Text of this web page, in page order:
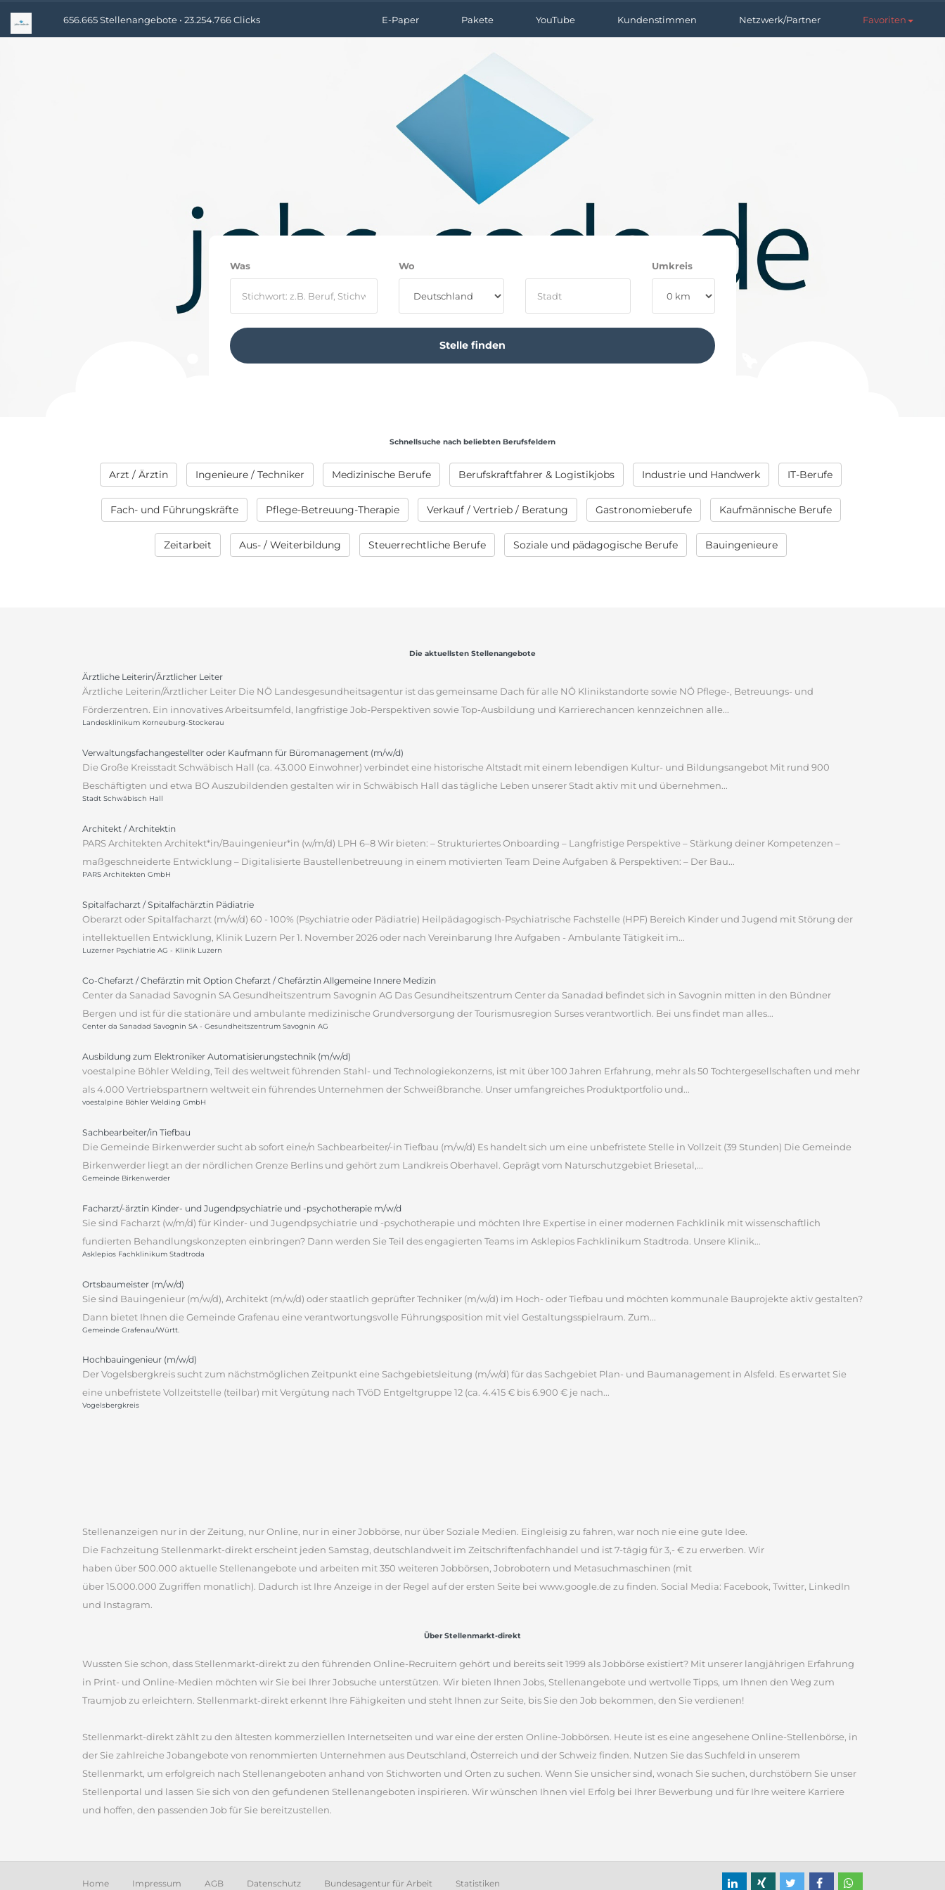
656.665 Stellenangebote • 23.254.766 Clicks E-Paper Pakete YouTube Kundenstimmen Netzwerk/Partner Favoriten
Was Wo Umkreis
Schnellsuche nach beliebten Berufsfeldern
Arzt / Ärztin Ingenieure / Techniker Medizinische Berufe Berufskraftfahrer & Logistikjobs Industrie und Handwerk IT-Berufe
Fach- und Führungskräfte Pflege-Betreuung-Therapie Verkauf / Vertrieb / Beratung Gastronomieberufe Kaufmännische Berufe
Zeitarbeit Aus- / Weiterbildung Steuerrechtliche Berufe Soziale und pädagogische Berufe Bauingenieure
Die aktuellsten Stellenangebote
Ärztliche Leiterin/Ärztlicher Leiter
Ärztliche Leiterin/Ärztlicher Leiter Die NÖ Landesgesundheitsagentur ist das gemeinsame Dach für alle NÖ Klinikstandorte sowie NÖ Pflege-, Betreuungs- und
Förderzentren. Ein innovatives Arbeitsumfeld, langfristige Job-Perspektiven sowie Top-Ausbildung und Karrierechancen kennzeichnen alle...
Landesklinikum Korneuburg-Stockerau
Verwaltungsfachangestellter oder Kaufmann für Büromanagement (m/w/d)
Die Große Kreisstadt Schwäbisch Hall (ca. 43.000 Einwohner) verbindet eine historische Altstadt mit einem lebendigen Kultur- und Bildungsangebot Mit rund 900
Beschäftigten und etwa BO Auszubildenden gestalten wir in Schwäbisch Hall das tägliche Leben unserer Stadt aktiv mit und übernehmen...
Stadt Schwäbisch Hall
Architekt / Architektin
PARS Architekten Architekt*in/Bauingenieur*in (w/m/d) LPH 6–8 Wir bieten: – Strukturiertes Onboarding – Langfristige Perspektive – Stärkung deiner Kompetenzen –
maßgeschneiderte Entwicklung – Digitalisierte Baustellenbetreuung in einem motivierten Team Deine Aufgaben & Perspektiven: – Der Bau...
PARS Architekten GmbH
Spitalfacharzt / Spitalfachärztin Pädiatrie
Oberarzt oder Spitalfacharzt (m/w/d) 60 - 100% (Psychiatrie oder Pädiatrie) Heilpädagogisch-Psychiatrische Fachstelle (HPF) Bereich Kinder und Jugend mit Störung der
intellektuellen Entwicklung, Klinik Luzern Per 1. November 2026 oder nach Vereinbarung Ihre Aufgaben - Ambulante Tätigkeit im...
Luzerner Psychiatrie AG - Klinik Luzern
Co-Chefarzt / Chefärztin mit Option Chefarzt / Chefärztin Allgemeine Innere Medizin
Center da Sanadad Savognin SA Gesundheitszentrum Savognin AG Das Gesundheitszentrum Center da Sanadad befindet sich in Savognin mitten in den Bündner
Bergen und ist für die stationäre und ambulante medizinische Grundversorgung der Tourismusregion Surses verantwortlich. Bei uns findet man alles...
Center da Sanadad Savognin SA - Gesundheitszentrum Savognin AG
Ausbildung zum Elektroniker Automatisierungstechnik (m/w/d)
voestalpine Böhler Welding, Teil des weltweit führenden Stahl- und Technologiekonzerns, ist mit über 100 Jahren Erfahrung, mehr als 50 Tochtergesellschaften und mehr
als 4.000 Vertriebspartnern weltweit ein führendes Unternehmen der Schweißbranche. Unser umfangreiches Produktportfolio und...
voestalpine Böhler Welding GmbH
Sachbearbeiter/in Tiefbau
Die Gemeinde Birkenwerder sucht ab sofort eine/n Sachbearbeiter/-in Tiefbau (m/w/d) Es handelt sich um eine unbefristete Stelle in Vollzeit (39 Stunden) Die Gemeinde
Birkenwerder liegt an der nördlichen Grenze Berlins und gehört zum Landkreis Oberhavel. Geprägt vom Naturschutzgebiet Briesetal,...
Gemeinde Birkenwerder
Facharzt/-ärztin Kinder- und Jugendpsychiatrie und -psychotherapie m/w/d
Sie sind Facharzt (w/m/d) für Kinder- und Jugendpsychiatrie und -psychotherapie und möchten Ihre Expertise in einer modernen Fachklinik mit wissenschaftlich
fundierten Behandlungskonzepten einbringen? Dann werden Sie Teil des engagierten Teams im Asklepios Fachklinikum Stadtroda. Unsere Klinik...
Asklepios Fachklinikum Stadtroda
Ortsbaumeister (m/w/d)
Sie sind Bauingenieur (m/w/d), Architekt (m/w/d) oder staatlich geprüfter Techniker (m/w/d) im Hoch- oder Tiefbau und möchten kommunale Bauprojekte aktiv gestalten?
Dann bietet Ihnen die Gemeinde Grafenau eine verantwortungsvolle Führungsposition mit viel Gestaltungsspielraum. Zum...
Gemeinde Grafenau/Württ.
Hochbauingenieur (m/w/d)
Der Vogelsbergkreis sucht zum nächstmöglichen Zeitpunkt eine Sachgebietsleitung (m/w/d) für das Sachgebiet Plan- und Baumanagement in Alsfeld. Es erwartet Sie
eine unbefristete Vollzeitstelle (teilbar) mit Vergütung nach TVöD Entgeltgruppe 12 (ca. 4.415 € bis 6.900 € je nach...
Vogelsbergkreis
Stellenanzeigen nur in der Zeitung, nur Online, nur in einer Jobbörse, nur über Soziale Medien. Eingleisig zu fahren, war noch nie eine gute Idee.
Die Fachzeitung Stellenmarkt-direkt erscheint jeden Samstag, deutschlandweit im Zeitschriftenfachhandel und ist 7-tägig für 3,- € zu erwerben. Wir
haben über 500.000 aktuelle Stellenangebote und arbeiten mit 350 weiteren Jobbörsen, Jobrobotern und Metasuchmaschinen (mit
über 15.000.000 Zugriffen monatlich). Dadurch ist Ihre Anzeige in der Regel auf der ersten Seite bei www.google.de zu finden. Social Media: Facebook, Twitter, LinkedIn
und Instagram.
Über Stellenmarkt-direkt
Wussten Sie schon, dass Stellenmarkt-direkt zu den führenden Online-Recruitern gehört und bereits seit 1999 als Jobbörse existiert? Mit unserer langjährigen Erfahrung
in Print- und Online-Medien möchten wir Sie bei Ihrer Jobsuche unterstützen. Wir bieten Ihnen Jobs, Stellenangebote und wertvolle Tipps, um Ihnen den Weg zum
Traumjob zu erleichtern. Stellenmarkt-direkt erkennt Ihre Fähigkeiten und steht Ihnen zur Seite, bis Sie den Job bekommen, den Sie verdienen!
Stellenmarkt-direkt zählt zu den ältesten kommerziellen Internetseiten und war eine der ersten Online-Jobbörsen. Heute ist es eine angesehene Online-Stellenbörse, in
der Sie zahlreiche Jobangebote von renommierten Unternehmen aus Deutschland, Österreich und der Schweiz finden. Nutzen Sie das Suchfeld in unserem
Stellenmarkt, um erfolgreich nach Stellenangeboten anhand von Stichworten und Orten zu suchen. Wenn Sie unsicher sind, wonach Sie suchen, durchstöbern Sie unser
Stellenportal und lassen Sie sich von den gefundenen Stellenangeboten inspirieren. Wir wünschen Ihnen viel Erfolg bei Ihrer Bewerbung und für Ihre weitere Karriere
und hoffen, den passenden Job für Sie bereitzustellen.
Home Impressum AGB Datenschutz Bundesagentur für Arbeit Statistiken